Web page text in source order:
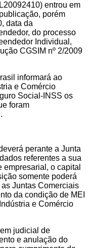
entrou em
porém
data da
do processo
Individual,
CGSIM nº 2/2009
informará ao
e Comércio
Social-INSS os
foram
perante a Junta
referentes a sua
o capital
somente poderá
Juntas Comerciais
da condição de MEI
e Comércio
judicial de
e anulação do